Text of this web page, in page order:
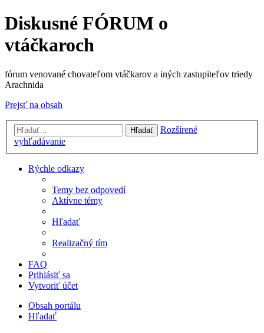
Diskusné FÓRUM o
vtáčkaroch
fórum venované chovateľom vtáčkarov a iných zastupiteľov triedy
Arachnida
Prejsť na obsah
Hľadať
Rozšírené
vyhľadávanie
Rýchle odkazy
Temy bez odpovedí
Aktívne témy
Hľadať
Realizačný tím
FAQ
Prihlásiť sa
Vytvoriť účet
Obsah portálu
Hľadať